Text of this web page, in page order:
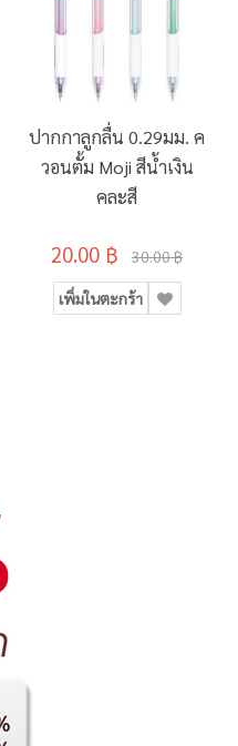
ปากกาลูกลื่น 0.29มม. ค
วอนตั้ม Moji สีน้ำเงิน
คละสี
20.00 ฿ 30.00 ฿
เพิ่มในตะกร้า